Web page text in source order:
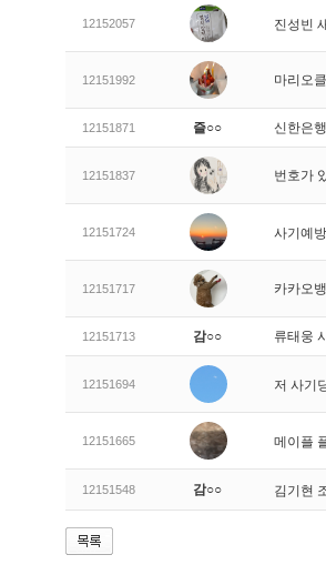
12152057 진성빈
12151992 마리오
12151871 즐○○ 신한은
12151837 번호가
12151724 사기예방
12151717 카카오
12151713 감○○ 류태웅
12151694 저 사기
12151665 메이플
12151548 감○○ 김기현